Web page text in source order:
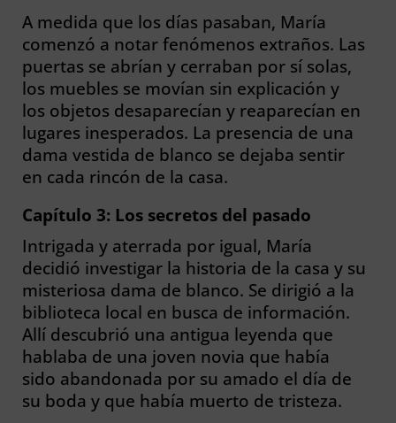
A medida que los días pasaban, María
comenzó a notar fenómenos extraños. Las
puertas se abrían y cerraban por sí solas,
los muebles se movían sin explicación y
los objetos desaparecían y reaparecían en
lugares inesperados. La presencia de una
dama vestida de blanco se dejaba sentir
en cada rincón de la casa.
Capítulo 3: Los secretos del pasado
Intrigada y aterrada por igual, María
decidió investigar la historia de la casa y su
misteriosa dama de blanco. Se dirigió a la
biblioteca local en busca de información.
Allí descubrió una antigua leyenda que
hablaba de una joven novia que había
sido abandonada por su amado el día de
su boda y que había muerto de tristeza.